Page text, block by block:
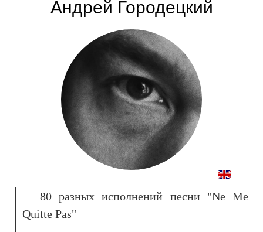
Андрей Городецкий
80 разных исполнений песни "Ne Me
Quitte Pas"